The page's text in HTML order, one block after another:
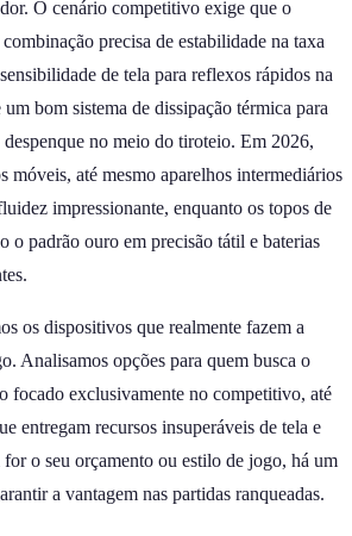
O cenário competitivo exige que o
precisa de estabilidade na taxa
de tela para reflexos rápidos na
bom sistema de dissipação térmica para
no meio do tiroteio. Em 2026,
móveis, até mesmo aparelhos intermediários
impressionante, enquanto os topos de
o padrão ouro em precisão tátil e baterias
os dispositivos que realmente fazem a
Analisamos opções para quem busca o
focado exclusivamente no competitivo, até
entregam recursos insuperáveis de tela e
o seu orçamento ou estilo de jogo, há um
a vantagem nas partidas ranqueadas.